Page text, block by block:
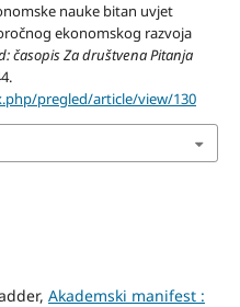
nauke bitan uvjet
ekonomskog razvoja
časopis Za društvena Pitanja
pregled/article/view/130
Akademski manifest :